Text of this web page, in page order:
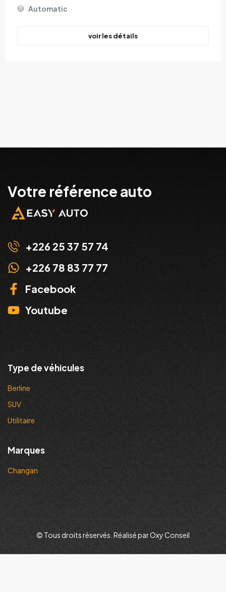
Automatic
voir les détails
Votre référence auto
+226 25 37 57 74
+226 78 83 77 77
Facebook
Youtube
Type de véhicules
Berline
SUV
Utilitaire
Marques
Changan
© Tous droits réservés. Réalisé par Oxy Conseil